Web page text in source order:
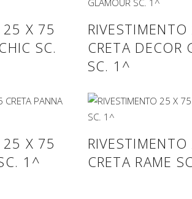
25 X 75
SC.
CRETA DECOR
SC. 1^
25 X 75
1^
CRETA RAME